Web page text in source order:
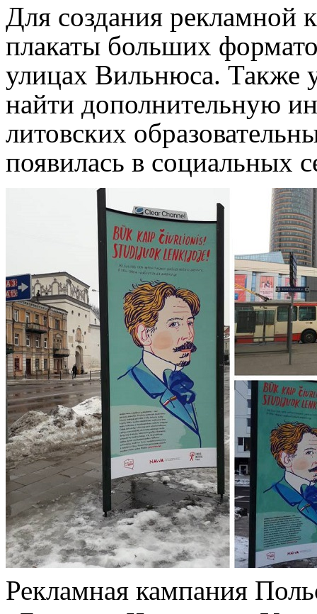
Для создания рекламной
плакаты больших
улицах Вильнюса. Также
найти дополнительную
литовских
появилась в социальных
Рекламная кампания